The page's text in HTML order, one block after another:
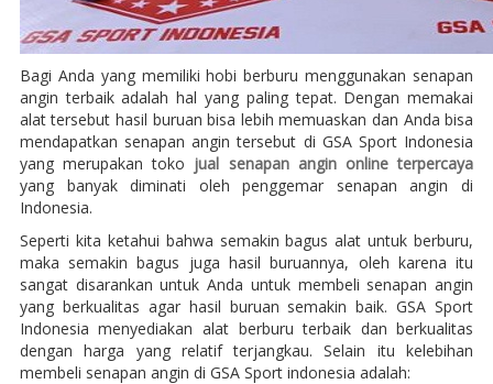
Bagi Anda yang memiliki hobi berburu menggunakan senapan
angin terbaik adalah hal yang paling tepat. Dengan memakai
alat tersebut hasil buruan bisa lebih memuaskan dan Anda bisa
mendapatkan senapan angin tersebut di GSA Sport Indonesia
yang merupakan toko jual senapan angin online terpercaya
yang banyak diminati oleh penggemar senapan angin di
Indonesia.
Seperti kita ketahui bahwa semakin bagus alat untuk berburu,
maka semakin bagus juga hasil buruannya, oleh karena itu
sangat disarankan untuk Anda untuk membeli senapan angin
yang berkualitas agar hasil buruan semakin baik. GSA Sport
Indonesia menyediakan alat berburu terbaik dan berkualitas
dengan harga yang relatif terjangkau. Selain itu kelebihan
membeli senapan angin di GSA Sport indonesia adalah: